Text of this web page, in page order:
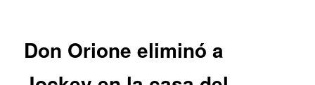
Don Orione eliminó a